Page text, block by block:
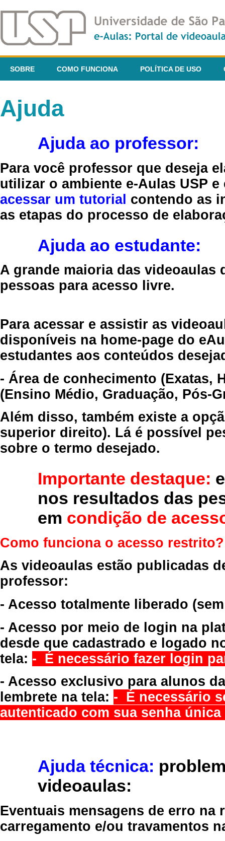
SOBRE COMO FUNCIONA POLÍTICA DE USO
Ajuda
Ajuda ao professor:
Para você professor que deseja
utilizar o ambiente e-Aulas USP
acessar um tutorial contendo as
as etapas do processo de
Ajuda ao estudante:
A grande maioria das videoaulas
pessoas para acesso livre.
Para acessar e assistir as
disponíveis na home-page do
estudantes aos conteúdos
- Área de conhecimento (Exatas,
(Ensino Médio, Graduação, Pós-
Além disso, também existe a
superior direito). Lá é possível
sobre o termo desejado.
Importante destaque:
nos resultados das
em condição de
Como funciona o acesso restrito?
As videoaulas estão publicadas
professor:
- Acesso totalmente liberado
- Acesso por meio de login na
desde que cadastrado e logado
tela: - É necessário fazer login
- Acesso exclusivo para alunos
lembrete na tela: - É necessário
autenticado com sua senha
Ajuda técnica:
videoaulas:
Eventuais mensagens de erro
carregamento e/ou travamentos